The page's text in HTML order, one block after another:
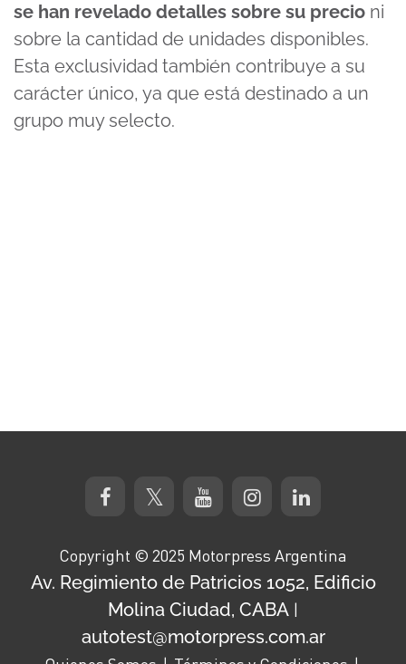
se han revelado detalles sobre su precio ni
sobre la cantidad de unidades disponibles.
Esta exclusividad también contribuye a su
carácter único, ya que está destinado a un
grupo muy selecto.
Copyright © 2025 Motorpress Argentina
Av. Regimiento de Patricios 1052, Edificio
Molina Ciudad, CABA |
autotest@motorpress.com.ar